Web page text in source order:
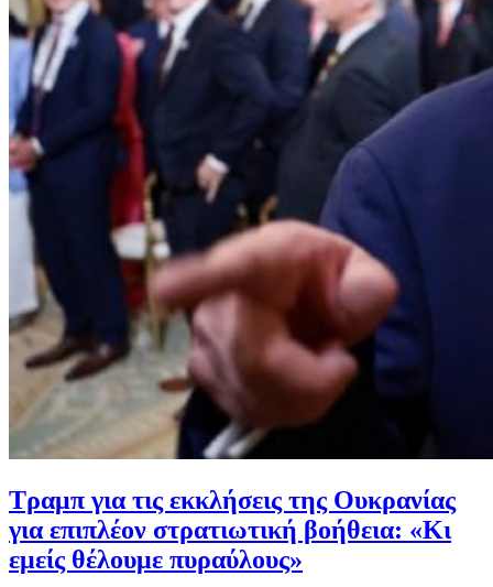
Τραμπ για τις εκκλήσεις της Ουκρανίας
για επιπλέον στρατιωτική βοήθεια: «Κι
εμείς θέλουμε πυραύλους»